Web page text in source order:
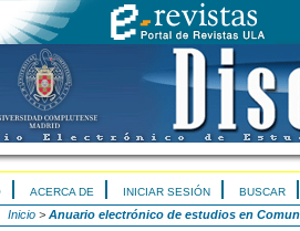
ACERCA DE INICIAR SESIÓN BUSCAR
Inicio > Anuario electrónico de estudios en